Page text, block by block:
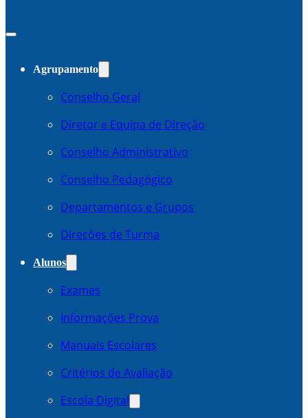
Agrupamento
Conselho Geral
Diretor e Equipa de Direção
Conselho Administrativo
Conselho Pedagógico
Departamentos e Grupos
Direcões de Turma
Alunos
Exames
Informações Prova
Manuais Escolares
Critérios de Avaliação
Escola Digital